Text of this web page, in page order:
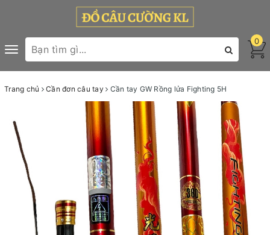
Toggle
navigation
0
Trang chủ Cần đơn câu tay Cần tay GW Rồng lửa Fighting 5H